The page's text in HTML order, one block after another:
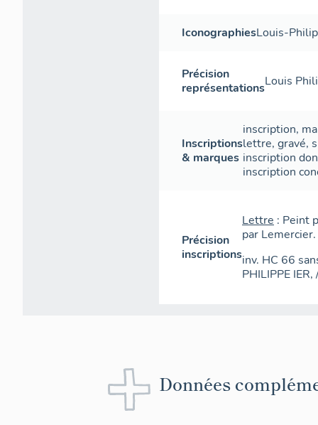
IconographiesLouis-
Précision
représentationsLouis
Inscriptions
& marques
inscription,
lettre, gravé,
inscription
inscription
Précision
inscriptions
Lettre : Peint
par
inv. HC 66
PHILIPPE
Données